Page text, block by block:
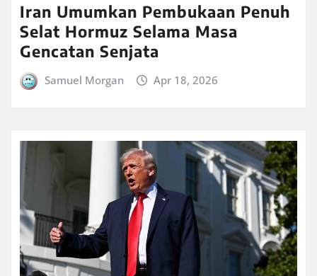
Iran Umumkan Pembukaan Penuh
Selat Hormuz Selama Masa
Gencatan Senjata
Samuel Morgan Apr 18, 2026